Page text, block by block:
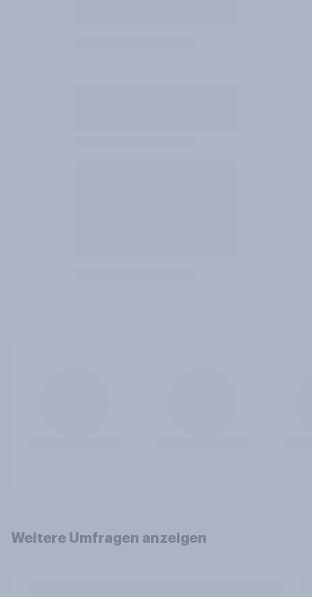
Weitere Umfragen anzeigen